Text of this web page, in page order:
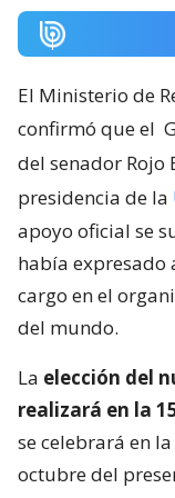
El Ministerio de
confirmó que el
del senador Rojo
presidencia de la
apoyo oficial se
había
cargo en el
del mundo.
La elección del
realizará en la
se celebrará en
octubre del